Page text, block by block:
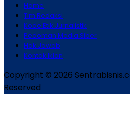
Home
Tim Redaksi
Kode Etik Jurnalistik
Pedoman Media Siber
Hak Jawab
Kontak Iklan
Copyright © 2026
Reserved